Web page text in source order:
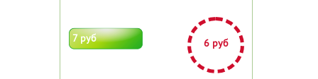
7 руб 6 руб